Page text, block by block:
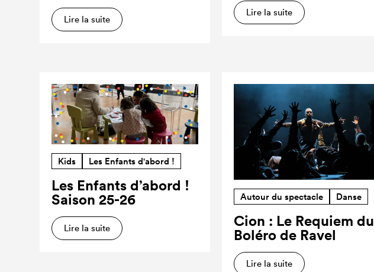
Lire la suite
Lire la suite
Kids Les Enfants d'abord !
Les Enfants d’abord !
Saison 25-26
Lire la suite
Autour du spectacle Danse
Cion : Le Requiem du
Boléro de Ravel
Lire la suite